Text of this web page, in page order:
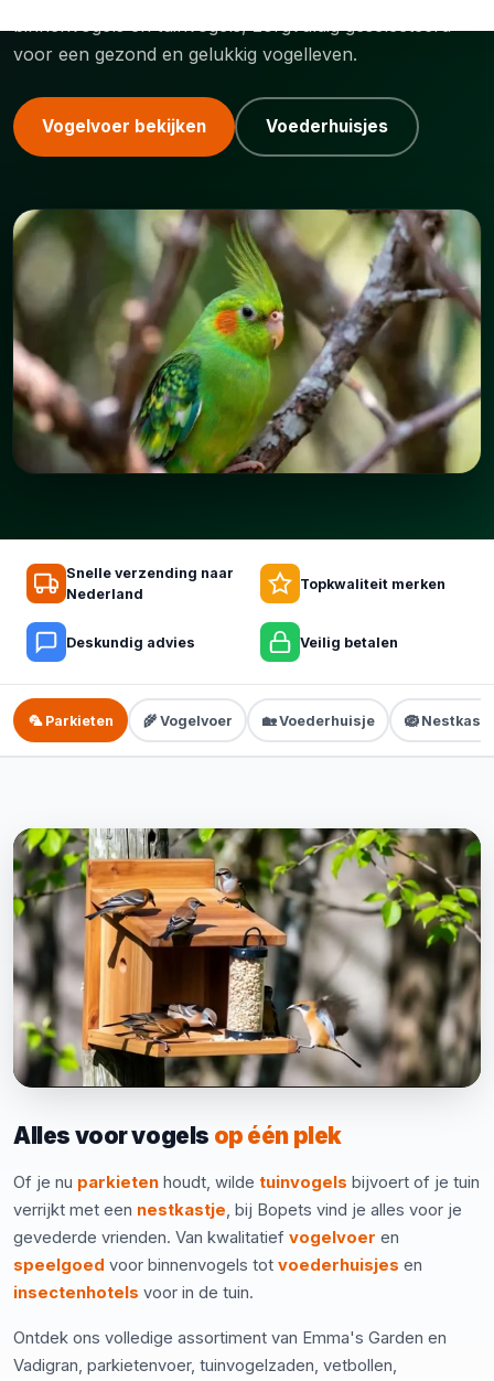
binnenvogels en tuinvogels, zorgvuldig geselecteerd
voor een gezond en gelukkig vogelleven.
Vogelvoer bekijken Voederhuisjes
Snelle verzending naar
Nederland
Topkwaliteit merken
Deskundig advies Veilig betalen
🦜 Parkieten 🌾 Vogelvoer 🏡 Voederhuisje 🪺
Alles voor vogels op één plek
Of je nu parkieten houdt, wilde tuinvogels bijvoert of je tuin
verrijkt met een nestkastje, bij Bopets vind je alles voor je
gevederde vrienden. Van kwalitatief vogelvoer en
speelgoed voor binnenvogels tot voederhuisjes en
insectenhotels voor in de tuin.
Ontdek ons volledige assortiment van Emma's Garden en
Vadigran, parkietenvoer, tuinvogelzaden, vetbollen,